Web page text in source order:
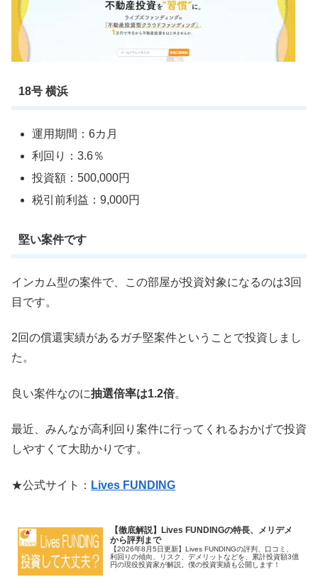
18号 横浜
運用期間：6カ月
利回り：3.6％
投資額：500,000円
税引前利益：9,000円
堅い案件です
インカム型の案件で、この部屋が投資対象になるのは3回
目です。
2回の償還実績があるガチ堅案件ということで投資しまし
た。
良い案件なのに抽選倍率は1.2倍。
最近、みんなが高利回り案件に行ってくれるおかげで投資
しやすくて大助かりです。
★公式サイト： Lives FUNDING
【徹底解説】Lives FUNDINGの特長、メリデメ
から評判まで
【2026年8月5日更新】Lives FUNDINGの評判、口コミ、
利回りの傾向、リスク、デメリットなどを、累計投資額3億
円の現役投資家が解説。僕の投資実績も公開します！